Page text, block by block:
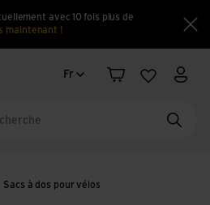
avec 10 fois plus de
maintenant !
Changement de langue
Fr
PanierListe Mon
Sacs à dos pour vélos